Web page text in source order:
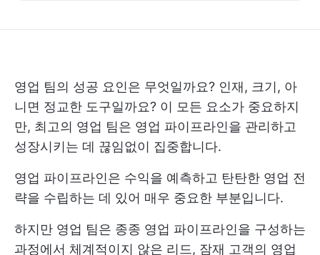
영업 팀의 성공 요인은 무엇일까요? 인재, 크기, 아
니면 정교한 도구일까요? 이 모든 요소가 중요하지
만, 최고의 영업 팀은 영업 파이프라인을 관리하고
성장시키는 데 끊임없이 집중합니다.
영업 파이프라인은 수익을 예측하고 탄탄한 영업 전
략을 수립하는 데 있어 매우 중요한 부분입니다.
하지만 영업 팀은 종종 영업 파이프라인을 구성하는
과정에서 체계적이지 않은 리드, 잠재 고객의 영업